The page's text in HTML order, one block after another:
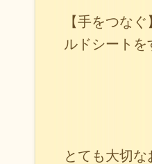
【手をつな
ルドシートを
とても大切